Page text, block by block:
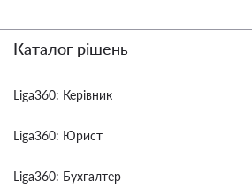
Каталог рішень
Liga360: Керівник
Liga360: Юрист
Liga360: Бухгалтер